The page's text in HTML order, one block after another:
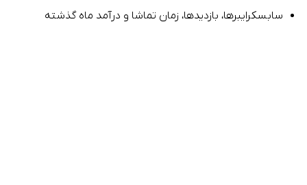
سابسکرایبرها، بازدیدها، زمان تماشا و درآمد ماه گذشته